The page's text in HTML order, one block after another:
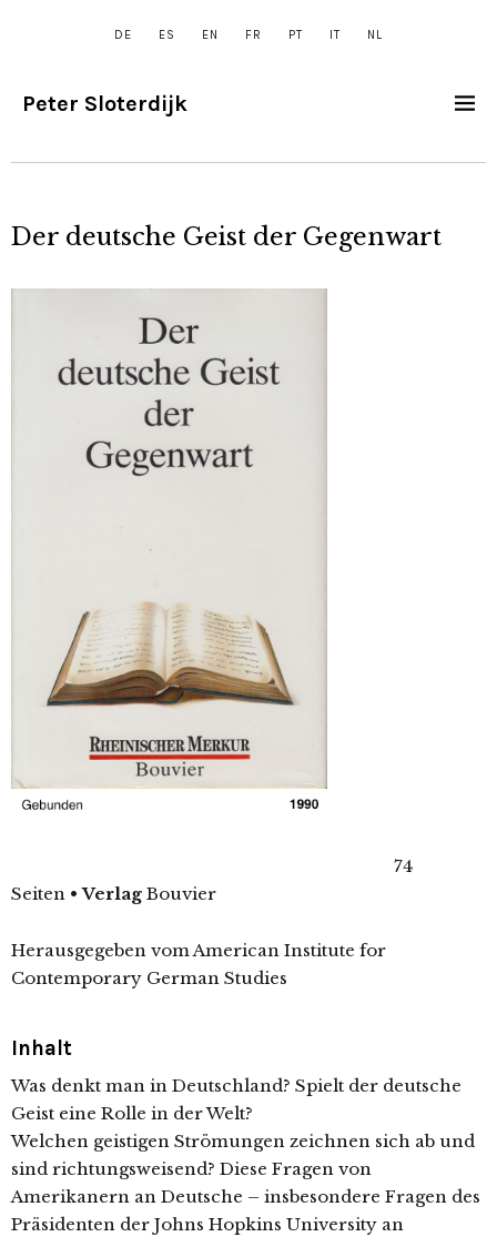
DE ES EN FR PT IT NL
Peter Sloterdijk
Der deutsche Geist der Gegenwart
74
Seiten • Verlag Bouvier
Herausgegeben vom American Institute for
Contemporary German Studies
Inhalt
Was denkt man in Deutschland? Spielt der deutsche
Geist eine Rolle in der Welt?
Welchen geistigen Strömungen zeichnen sich ab und
sind richtungsweisend? Diese Fragen von
Amerikanern an Deutsche – insbesondere Fragen des
Präsidenten der Johns Hopkins University an